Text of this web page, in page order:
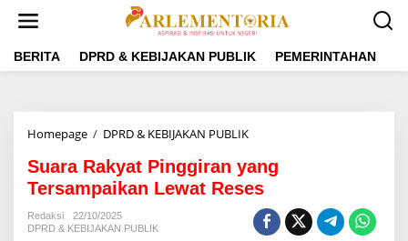
t
BERITA DPRD & KEBIJAKAN PUBLIK PEMERINTAHAN
Homepage / DPRD & KEBIJAKAN PUBLIK
a
r
a
R
a
Suara Rakyat Pinggiran yang
Tersampaikan Lewat Reses
Redaksi
22/10/2025
DPRD & KEBIJAKAN PUBLIK